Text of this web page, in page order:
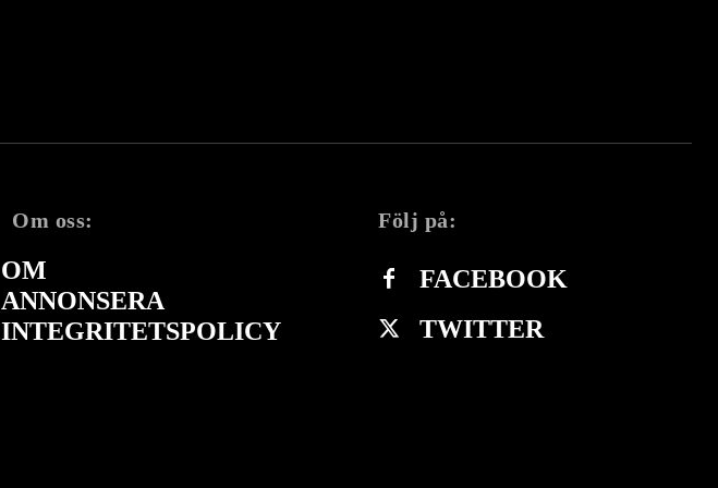
Om oss:
OM
ANNONSERA
INTEGRITETSPOLICY
Följ på:
FACEBOOK
TWITTER